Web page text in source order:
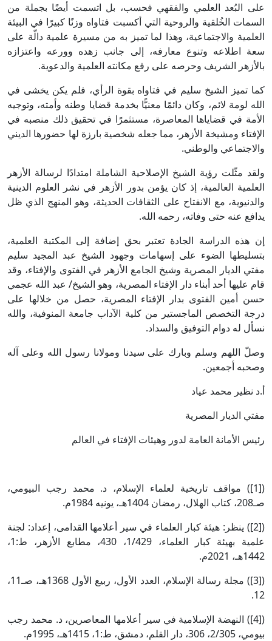
على البُعد العلمي والفقهي فحسب، بل اتسمت أيضًا بجملة من
السمات الخُلقية والروحية التي أكسبت فتاواه وزنًا كبيرًا في البيئة
العلمية والاجتماعية، وهذا لما تميز به من مسيرة علمية دالّة على
سعة اطلاعه وتنوع معارفه، إلى جانب زهده وورعه واعتزازه
بالأزهر الشريف وحرصه على رفع مكانته العلمية والدعوية.
كما تميز الشيخ سليم في فتاواه بقوة الرأي، فلم يكن يخشى في
الله لومة لائم، وكان دائمًا معنيًّا بخدمة قضايا وطنه وأمته، وتوجيه
الأمة في قضاياها المعاصرة، مستثمرًا في تحقيق ذلك منصبه في
الإفتاء ومشيخة الأزهر، مما جعله شخصية بارزة لها حضورها الديني
والاجتماعي والوطني.
ولقد مثّلت رؤية الشيخ الإصلاحية الشاملة امتدادًا لرسالة الأزهر
العلمية العالمية، إذ كان يؤمن بدور الأزهر في نشر العلوم الدينية
والدنيوية، مع الانفتاح على الثقافات الحديثة، وهو المنهج الذي ظل
يدافع عنه حتى وفاته، رحمه الله.
إن هذه الدراسة الجادة تعتبر بحق إضافة إلى المكتبة العلمية،
بتسليطها الضوء على إسهامات وجهود الشيخ عبد المجيد سليم
مفتي الديار المصرية وشيخ الجامع الأزهر في الفتوى والإفتاء، وقد
قام عليها أحد أبناء دار الإفتاء المصرية، وهو الشيخ/ عبد الله عجمي
حسن أمين الفتوى بدار الإفتاء المصرية، حصل من خلالها على
درجة التخصص الماجستير من كلية الآداب جامعة المنوفية، والله
نسأل له دوام التوفيق والسداد.
وصلّ اللهم وسلم وبارك على سيدنا ومولانا رسول الله وعلى آله
وصحبه أجمعين.
أ.د نظير محمد عياد
مفتي الديار المصرية
رئيس الأمانة العامة لدور وهيئات الإفتاء في العالم
([1]) مواقف تاريخية لعلماء الإسلام، د. محمد رجب البيومي،
صـ208، كتاب الهلال، رمضان 1404هـ، يونيه 1984م.
([2]) ينظر: هيئة كبار العلماء في سير أعلامها القدامى، إعداد: لجنة
علمية بهيئة كبار العلماء، 1/429، 430، مطابع الأزهر، ط:1،
1442هـ، 2021م.
([3]) مجلة رسالة الإسلام، العدد الأول، ربيع الأول 1368هـ، صـ11،
12.
([4]) النهضة الإسلامية في سير أعلامها المعاصرين، د. محمد رجب
بيومي، 2/305، 306، دار القلم، دمشق، ط:1، 1415هـ، 1995م.